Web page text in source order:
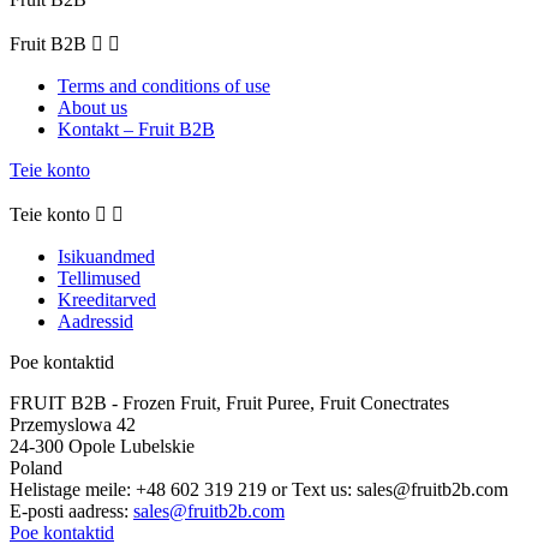
Fruit B2B  
Terms and conditions of use
About us
Kontakt – Fruit B2B
Teie konto
Teie konto  
Isikuandmed
Tellimused
Kreeditarved
Aadressid
Poe kontaktid
FRUIT B2B - Frozen Fruit, Fruit Puree, Fruit Conectrates
Przemyslowa 42
24-300 Opole Lubelskie
Poland
Helistage meile: +48 602 319 219 or Text us: sales@fruitb2b.com
E-posti aadress: sales@fruitb2b.com
Poe kontaktid